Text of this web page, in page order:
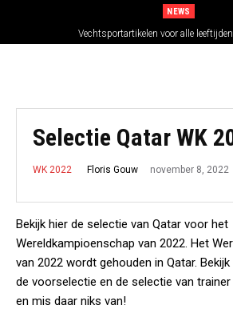
NEWS
Vechtsportartikelen voor alle
Selectie Qatar WK
WK 2022 Floris Gouw november 8, 2022
Bekijk hier de selectie van Qatar voor het
Wereldkampioenschap van 2022. Het
van 2022 wordt gehouden in Qatar.
de voorselectie en de selectie van trainer
en mis daar niks van!